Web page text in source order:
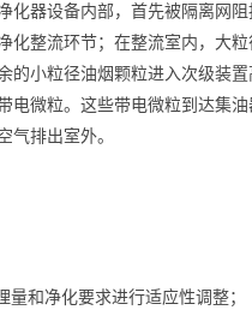
化器设备内部，首先被隔离网
化整流环节；在整流室内，大
的小粒径油烟颗粒进入次级装
电微粒。这些带电微粒到达集
气排出室外。
和净化要求进行适应性调整；